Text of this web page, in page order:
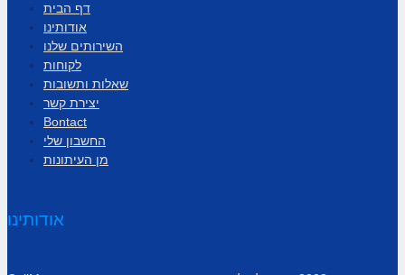
דף הבית
אודותינו
השירותים שלנו
לקוחות
שאלות ותשובות
יצירת קשר
Bontact
החשבון שלי
מן העיתונות
אודותינו